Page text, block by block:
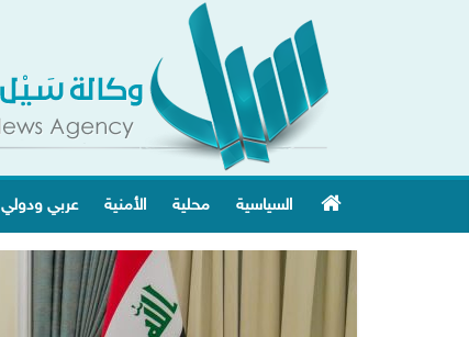
السياسية محلية الأمنية عربي ودولي